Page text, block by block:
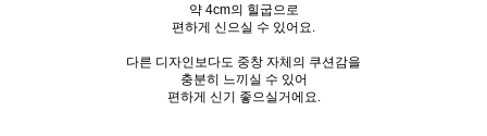
약 4cm의 힐굽으로
편하게 신으실 수 있어요.
다른 디자인보다도 중창 자체의 쿠션감을
충분히 느끼실 수 있어
편하게 신기 좋으실거에요.